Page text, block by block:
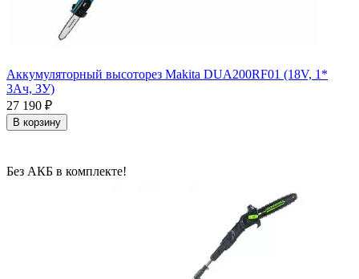
Аккумуляторный высоторез Makita DUA200RF01 (18V, 1*
3Ач, ЗУ)
27 190 ₽
В корзину
Без АКБ в комплекте!